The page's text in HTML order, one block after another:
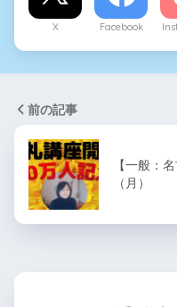
X Facebook
前の記事
【一般：
（月）